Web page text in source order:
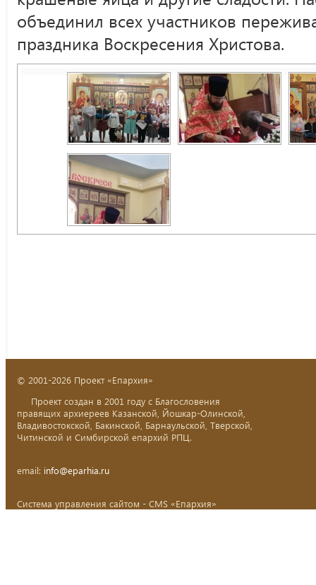
объединил всех участников
праздника Воскресения Христова.
© 2001-2026 Проект «Епархия»
Проект создан в 2001 году с Благословения
правящих архиереев Казанской, Йошкар-Олинской,
Владивостокской, Бакинской, Барнаульской, Тверской,
Читинской и Симбирской епархий РПЦ.
email: info@eparhia.ru
Система управления сайтом - CMS «Епархия»